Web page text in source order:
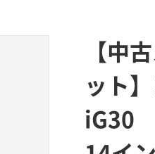
【中
ット
iG30